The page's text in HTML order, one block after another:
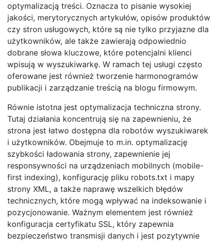
optymalizacją treści. Oznacza to pisanie wysokiej
jakości, merytorycznych artykułów, opisów produktów
czy stron usługowych, które są nie tylko przyjazne dla
użytkowników, ale także zawierają odpowiednio
dobrane słowa kluczowe, które potencjalni klienci
wpisują w wyszukiwarkę. W ramach tej usługi często
oferowane jest również tworzenie harmonogramów
publikacji i zarządzanie treścią na blogu firmowym.
Równie istotna jest optymalizacja techniczna strony.
Tutaj działania koncentrują się na zapewnieniu, że
strona jest łatwo dostępna dla robotów wyszukiwarek
i użytkowników. Obejmuje to m.in. optymalizację
szybkości ładowania strony, zapewnienie jej
responsywności na urządzeniach mobilnych (mobile-
first indexing), konfigurację pliku robots.txt i mapy
strony XML, a także naprawę wszelkich błędów
technicznych, które mogą wpływać na indeksowanie i
pozycjonowanie. Ważnym elementem jest również
konfiguracja certyfikatu SSL, który zapewnia
bezpieczeństwo transmisji danych i jest pozytywnie